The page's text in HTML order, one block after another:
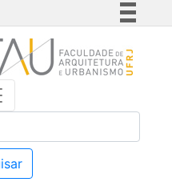
Simplifique!
Comunica BR
Acesso à informação